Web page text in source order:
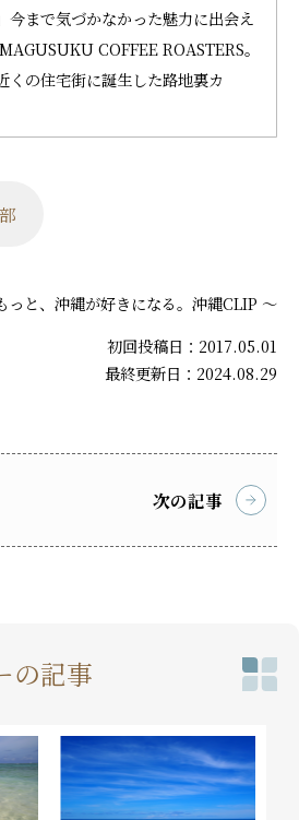
今まで気づかなかった魅力に出会え
COFFEE ROASTERS。
くの住宅街に誕生した路地裏カ
っと、沖縄が好きになる。沖縄CLIP ～
初回投稿日：2017.05.01
最終更新日：2024.08.29
次の記事
の記事